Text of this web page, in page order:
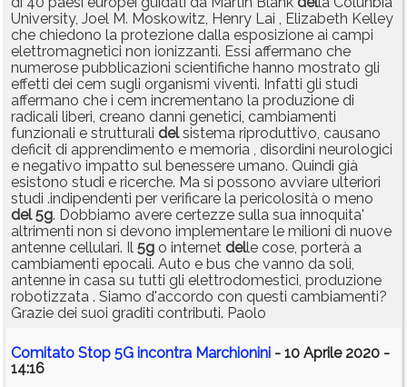
University, Joel M. Moskowitz, Henry Lai , Elizabeth Kelley
che chiedono la protezione dalla esposizione ai campi
elettromagnetici non ionizzanti. Essi affermano che
numerose pubblicazioni scientifiche hanno mostrato gli
effetti dei cem sugli organismi viventi. Infatti gli studi
affermano che i cem incrementano la produzione di
radicali liberi, creano danni genetici, cambiamenti
funzionali e strutturali delsistema riproduttivo, causano
deficit di apprendimento e memoria , disordini neurologici
e negativo impatto sul benessere umano. Quindi già
esistono studi e ricerche. Ma si possono avviare ulteriori
studi .indipendenti per verificare la pericolosità o meno
del 5g. Dobbiamo avere certezze sulla sua innoquita'
altrimenti non si devono implementare le milioni di nuove
antenne cellulari. Il 5g o internet delle cose, porterà a
cambiamenti epocali. Auto e bus che vanno da soli,
antenne in casa su tutti gli elettrodomestici, produzione
robotizzata . Siamo d'accordo con questi cambiamenti?
Grazie dei suoi graditi contributi. Paolo
Comitato Stop 5G incontra Marchionini - 10 Aprile 2020 -
14:16